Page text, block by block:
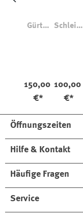
Gürtel
150,00
€*
Schleife
100,00
€*
Öffnungszeiten
Hilfe & Kontakt
Häufige Fragen
Service